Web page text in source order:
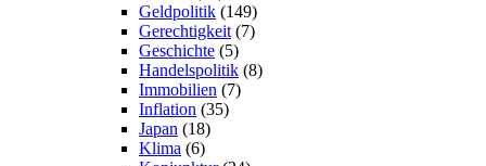
Geldpolitik (149)
Gerechtigkeit (7)
Geschichte (5)
Handelspolitik (8)
Immobilien (7)
Inflation (35)
Japan (18)
Klima (6)